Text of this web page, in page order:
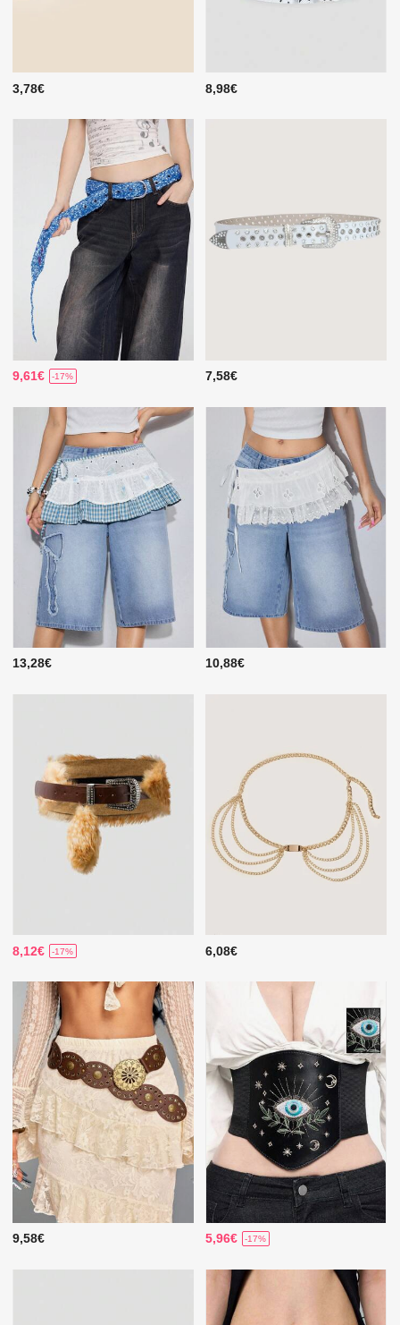
3,78€ 8,98€
9,61€ -17% 7,58€
13,28€ 10,88€
8,12€ -17% 6,08€
9,58€ 5,96€ -17%